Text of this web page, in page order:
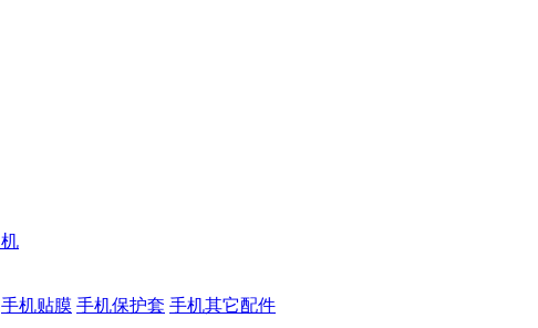
手机贴膜 手机保护套 手机其它配件